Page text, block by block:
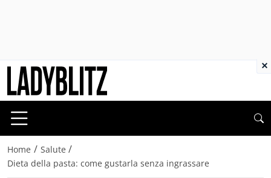
Home / Salute /
Dieta della pasta: come gustarla senza ingrassare
×